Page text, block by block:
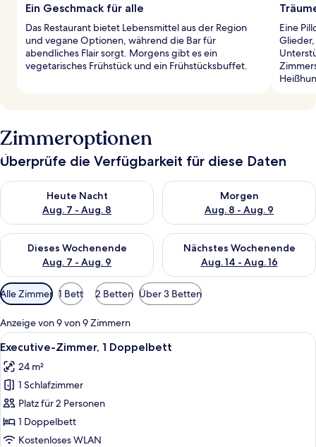
Ein Geschmack für alle
Das Restaurant bietet Lebensmittel aus der Region
und vegane Optionen, während die Bar für
abendliches Flair sorgt. Morgens gibt es ein
vegetarisches Frühstück und ein Frühstücksbuffet.
Eine
Zimmeroptionen
Überprüfe die Verfügbarkeit für diese Daten
Heute Nacht
Aug. 7 - Aug. 8
Überprüfe die Verfügbarkeit für heute Nacht, Aug. 7 - Aug. 8.
Morgen
Aug. 8 - Aug. 9
Überprüfe die Verfügbarkeit
Dieses Wochenende
Aug. 7 - Aug. 9
Überprüfe die Verfügbarkeit für dieses Wochenende, Aug. 7
Nächstes Wochenende
Aug. 14 - Aug. 16
Überprüfe die Verfügbarkeit
Verfügbare
Filter
für
Zimmer
Alle Zimmer 1 Bett 2 Betten Über 3 Betten
Anzeige von 9 von 9 Zimmern
Alle
Fotos
für
Executive-
Zimmer,
1
Doppelbett
Ein Hotelzimmer mit einem großen
11
Executive-Zimmer, 1 Doppelbett
24 m²
1 Schlafzimmer
Platz für 2 Personen
1 Doppelbett
Kostenloses WLAN